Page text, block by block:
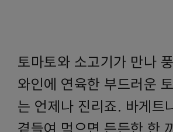
토마토와 소고기가 만나
와인에 연육한 부드러운
는 언제나 진리죠. 바게트
곁들여 먹으면 든든한 한